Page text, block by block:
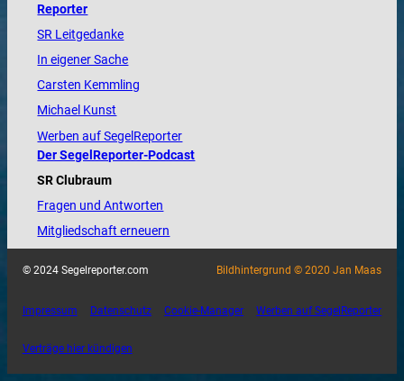
Reporter
SR Leitgedanke
In eigener Sache
Carsten Kemmling
Michael Kunst
Werben auf SegelReporter
Der SegelReporter-Podcast
SR Clubraum
Fragen und Antworten
Mitgliedschaft erneuern
© 2024 Segelreporter.com Bildhintergrund © 2020 Jan Maas
Impressum Datenschutz Cookie-Manager Werben auf SegelReporter
Verträge hier kündigen